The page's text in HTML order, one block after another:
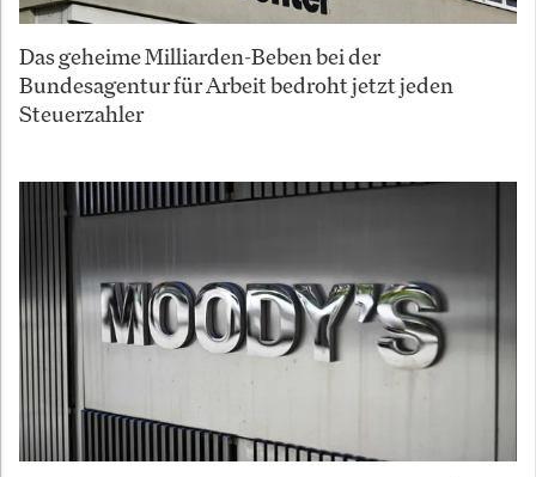
Das geheime Milliarden-Beben bei der
Bundesagentur für Arbeit bedroht jetzt jeden
Steuerzahler